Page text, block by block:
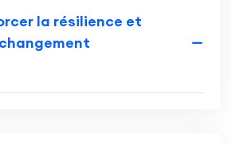
la résilience et